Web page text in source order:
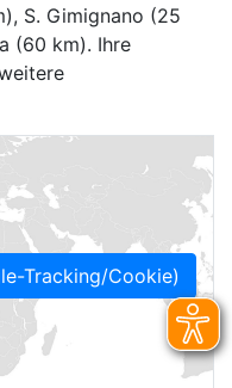
S. Gimignano (25
(60 km). Ihre
Tracking/Cookie)